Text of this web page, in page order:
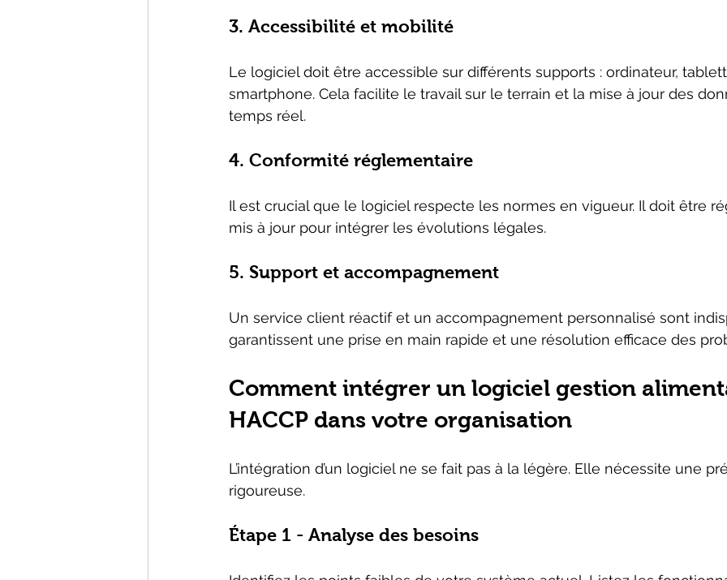
3. Accessibilité et mobilité
Le logiciel doit être accessible sur différents supports : ordinateur,
smartphone. Cela facilite le travail sur le terrain et la mise à jour des
temps réel.
4. Conformité réglementaire
Il est crucial que le logiciel respecte les normes en vigueur. Il doit être
mis à jour pour intégrer les évolutions légales.
5. Support et accompagnement
Un service client réactif et un accompagnement personnalisé sont
garantissent une prise en main rapide et une résolution efficace des
Comment intégrer un logiciel gestion
HACCP dans votre organisation
L’intégration d’un logiciel ne se fait pas à la légère. Elle nécessite une
rigoureuse.
Étape 1 - Analyse des besoins